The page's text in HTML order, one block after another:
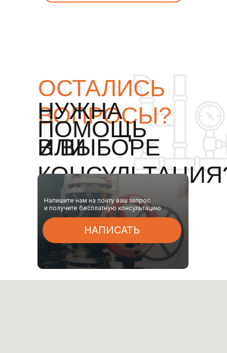
ОСТАЛИСЬ
ВОПРОСЫ?
ИЛИ
НУЖНА
ПОМОЩЬ
В ВЫБОРЕ
Напишите нам на почту ваш запрос
и получите бесплатную консультацию
НАПИСАТЬ